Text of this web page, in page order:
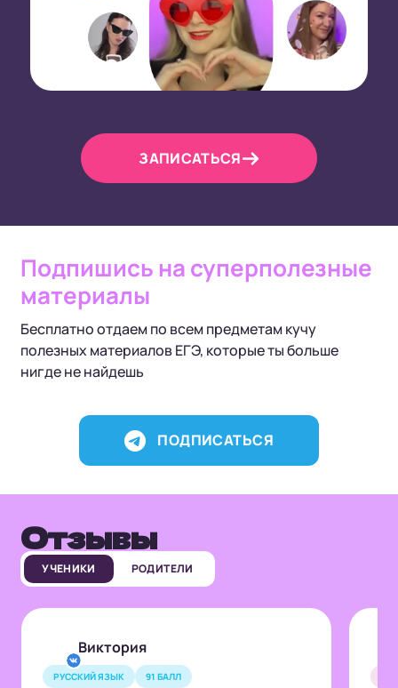
ЗАПИСАТЬСЯ
Подпишись на суперполезные
материалы
Бесплатно отдаем по всем предметам кучу
полезных материалов ЕГЭ, которые ты больше
нигде не найдешь
ПОДПИСАТЬСЯ
Отзывы
УЧЕНИКИ РОДИТЕЛИ
Виктория
РУССКИЙ ЯЗЫК 91 БАЛЛ